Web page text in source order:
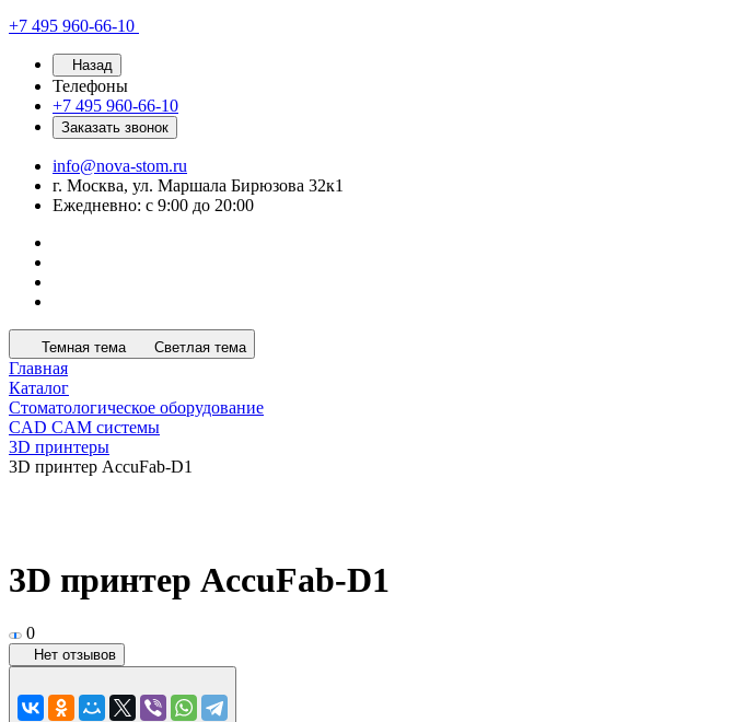
+7 495 960-66-10
Назад
Телефоны
+7 495 960-66-10
Заказать звонок
info@nova-stom.ru
г. Москва, ул. Маршала Бирюзова 32к1
Ежедневно: с 9:00 до 20:00
Темная тема Светлая тема
Главная
Каталог
Стоматологическое оборудование
CAD CAM системы
3D принтеры
3D принтер AccuFab-D1
3D принтер AccuFab-D1
0
Нет отзывов